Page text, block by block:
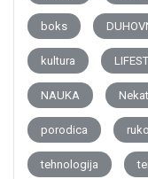
boks
kultura
NAUKA
porodica
tehnologija